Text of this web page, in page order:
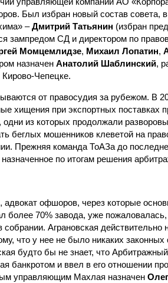
Был избран новый состав совета,
–Дмитрий Татьянин (избран
зампредом СД и директором по
Момцемлидзе, Михаил Лопатин,
назначен Анатолий Шаблинский,
Чепецке.
от правосудия за рубежом. В
хищения при экспортных поставках
одни из которых продолжали
беглых мошенников клеветой на
Прежняя команда ТоАЗа до
по итогам решения
, адвокат офшоров, через которые
более 70% завода, уже
собрании. Аграновская
что у нее не было никаких законных
будто бы не знает, что
банкротом и ввел в его отношении
управляющим Махлая назначен